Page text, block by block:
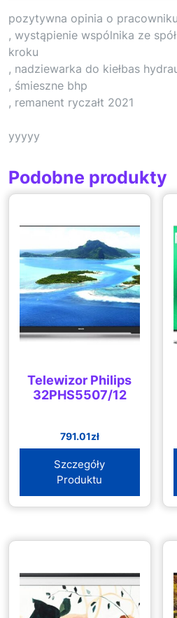
pozytywna opinia o pracowniku
, wystąpienie wspólnika ze
kroku
, nadziewarka do kiełbas
, śmieszne bhp
, remanent ryczałt 2021
yyyyy
Podobne produkty
Telewizor Philips
32PHS5507/12
791.01zł
Szczegóły
Produktu